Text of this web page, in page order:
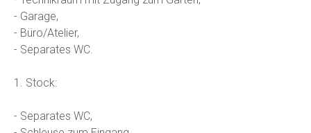
- Garage,
- Büro/Atelier,
- Separates WC.
1. Stock:
- Separates WC,